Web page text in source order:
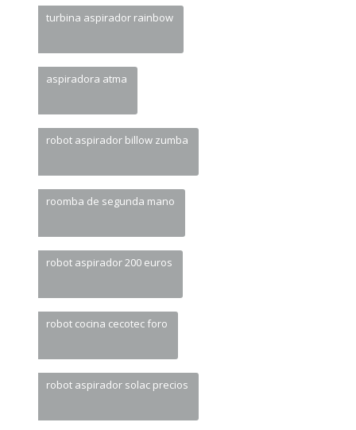
turbina aspirador rainbow
aspiradora atma
robot aspirador billow zumba
roomba de segunda mano
robot aspirador 200 euros
robot cocina cecotec foro
robot aspirador solac precios